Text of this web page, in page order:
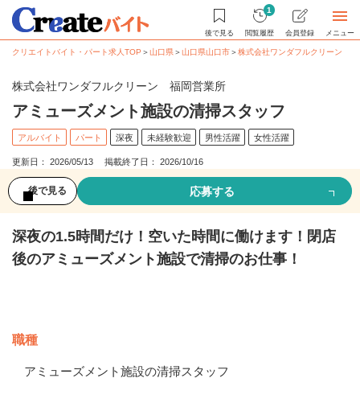
後で見る
1
閲覧履歴 会員登録 メニュー
クリエイトバイト・パート求人TOP ＞山口県＞山口県山口市＞株式会社ワンダフルクリーン 福
株式会社ワンダフルクリーン 福岡営業所
アミューズメント施設の清掃スタッフ
アルバイト パート 深夜 未経験歓迎 男性活躍 女性活躍
更新日： 2026/05/13 掲載終了日： 2026/10/16
後で見る 応募する
深夜の1.5時間だけ！空いた時間に働けます！閉店
後のアミューズメント施設で清掃のお仕事！
職種
アミューズメント施設の清掃スタッフ